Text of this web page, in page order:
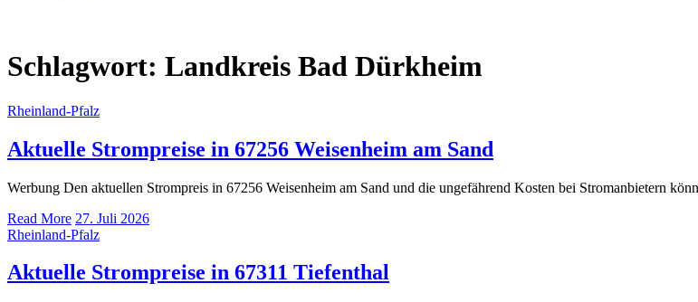
Schlagwort: Landkreis Bad Dürkheim
Rheinland-Pfalz
Aktuelle Strompreise in 67256 Weisenheim am Sand
Werbung Den aktuellen Strompreis in 67256 Weisenheim am Sand und die ungefährend Kosten bei Stromanbietern
Read More 27. Juli 2026
Rheinland-Pfalz
Aktuelle Strompreise in 67311 Tiefenthal